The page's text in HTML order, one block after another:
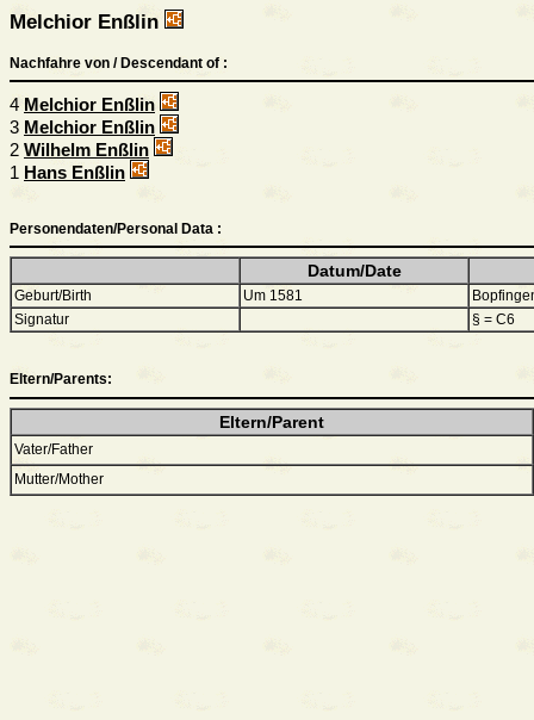
Melchior Enßlin
Nachfahre von / Descendant of :
4 Melchior Enßlin
3 Melchior Enßlin
2 Wilhelm Enßlin
1 Hans Enßlin
Personendaten/Personal Data :
Datum/Date
Geburt/Birth Um 1581
Signatur
§ = C6
Eltern/Parents:
Eltern/Parent
Vater/Father
Mutter/Mother